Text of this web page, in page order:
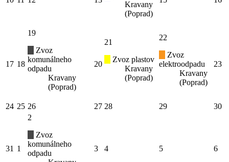
Kravany
(Poprad)
17 18
19
Zvoz
komunálneho
odpadu
Kravany
(Poprad)
20
21
Zvoz plastov
Kravany
(Poprad)
22
Zvoz
elektroodpadu
Kravany
(Poprad)
23
24 25 26 27 28 29 30
31 1
2
Zvoz
komunálneho
odpadu
3 4 5 6